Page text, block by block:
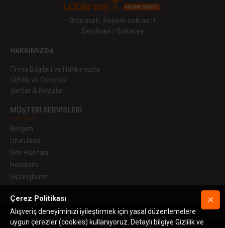
Orta mah. Ruyam sok.no:1
Serdivan / Sakarya
HAKKIMIZDA
Firma Bilgileri ve Hakkımızda
Gizlilik ve Güvenlik
Şartlar & Koşullar
MÜŞTERI SERVISLERI
İletişim
Ürün İade
Site Haritası
Hesabım
Siparişleirm
Telif hakkı © 2019 Uzaras3D A.Ş. Tüm hakları saklıdır. Pla Plus™, Ultra
Çerez Politikası
Alışveriş deneyiminizi iyileştirmek için yasal düzenlemelere
uygun çerezler (cookies) kullanıyoruz. Detaylı bilgiye Gizlilik ve